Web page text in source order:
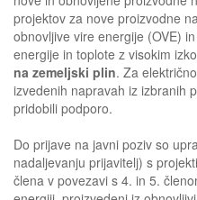
projektov za nove proizvodne
obnovljive vire energije (OVE)
energije in toplote z visokim
na zemeljski plin. Za
izvedenih napravah iz izbranih
pridobili podporo.
Do prijave na javni poziv so
nadaljevanju prijavitelj) s
člena v povezavi s 4. in 5.